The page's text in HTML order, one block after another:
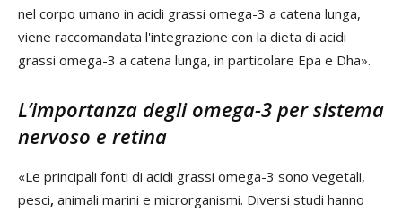
nel corpo umano in acidi grassi omega-3 a catena lunga,
viene raccomandata l'integrazione con la dieta di acidi
grassi omega-3 a catena lunga, in particolare Epa e Dha».
L’importanza degli omega-3 per sistema
nervoso e retina
«Le principali fonti di acidi grassi omega-3 sono vegetali,
pesci, animali marini e microrganismi. Diversi studi hanno